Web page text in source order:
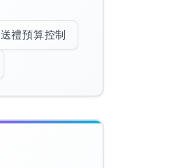
送禮預算控制